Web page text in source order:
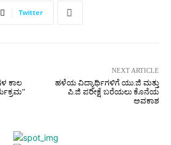
Twitter
ಕಾಲ
NEXT ARTICLE
ಹಳೆಯ ವಿದ್ಯಾರ್ಥಿಗಳಿಗೆ ಯು.ಜಿ ಮತ್ತು
ಪಿ.ಜಿ ಪರೀಕ್ಷೆ ಬರೆಯಲು ಕೊನೆಯ
ಅವಕಾಶ